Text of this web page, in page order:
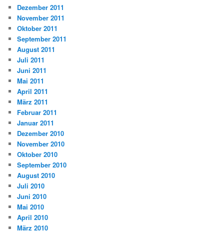
Dezember 2011
November 2011
Oktober 2011
September 2011
August 2011
Juli 2011
Juni 2011
Mai 2011
April 2011
März 2011
Februar 2011
Januar 2011
Dezember 2010
November 2010
Oktober 2010
September 2010
August 2010
Juli 2010
Juni 2010
Mai 2010
April 2010
März 2010